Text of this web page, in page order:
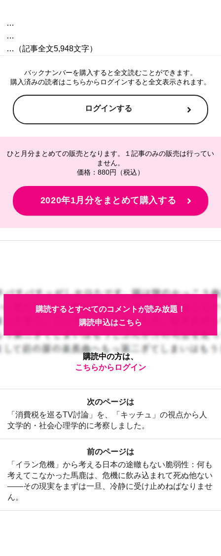
…
…
バックナンバーを購入すると全文読むことができます。
購入済みの読者はこちらからログインすると全文表示されます。
ログインする
ひと月分まとめての販売となります。１記事のみの販売は行ってい
ません。
価格：880円（税込）
2020年1月分をまとめて購入する
購読するとすべてのコメントが読み放題！
購読申込はこちら
購読中の方は、
こちらからログイン
前のページは
「イラン危機」から考える日本の途轍もない脆弱性：何も
考えてこなかった馬鹿は、危機に飲み込まれて死ぬ他ない
――その現実をまずは一旦、冷静に受け止めねばなりませ
ん。
次のページは
「消費税を巡るTV討論」を、「キッチュ」の視点から人
文学的・社会心理学的に考察しました。